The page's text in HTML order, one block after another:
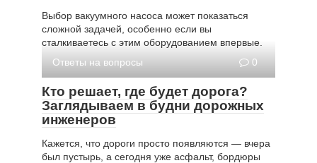
Выбор вакуумного насоса может показаться
сложной задачей, особенно если вы
сталкиваетесь с этим оборудованием впервые.
Ответы на вопросы
0
Кто решает, где будет дорога?
Заглядываем в будни дорожных
инженеров
Кажется, что дороги просто появляются — вчера
был пустырь, а сегодня уже асфальт, бордюры